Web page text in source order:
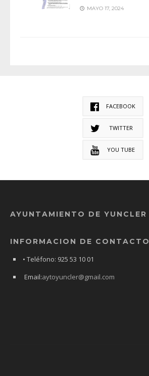
MAYO 17, 2024
FACEBOOK
TWITTER
YOU TUBE
AYUNTAMIENTO DE YUNCLER
INFORMACION DE CONTACTO
• Teléfono: 925 53 10 01
Email:aytoyuncler@gmail.com